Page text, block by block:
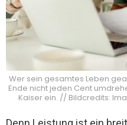
Wer sein gesamtes Leben
Ende nicht jeden Cent
Kaiser ein. // Bildcredits: